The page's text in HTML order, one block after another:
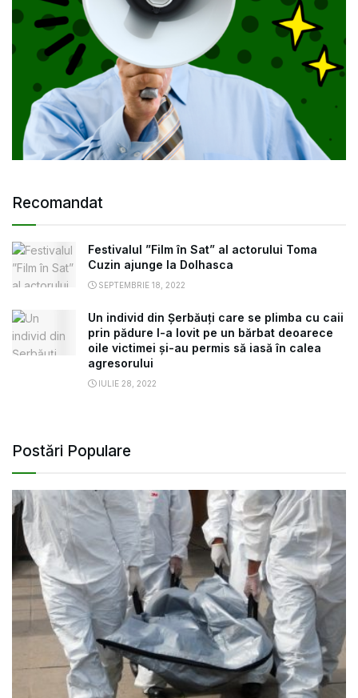
Recomandat
Festivalul ”Film în Sat” al actorului Toma
Cuzin ajunge la Dolhasca
SEPTEMBRIE 18, 2022
Un individ din Șerbăuți care se plimba cu caii
prin pădure l-a lovit pe un bărbat deoarece
oile victimei și-au permis să iasă în calea
agresorului
IULIE 28, 2022
Postări Populare